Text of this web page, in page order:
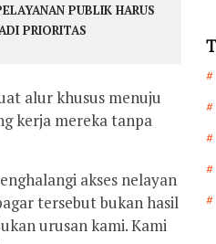
PUBLIK HARUS
PRIORITAS
alur khusus menuju
kerja mereka tanpa
akses nelayan
tersebut bukan hasil
urusan kami. Kami